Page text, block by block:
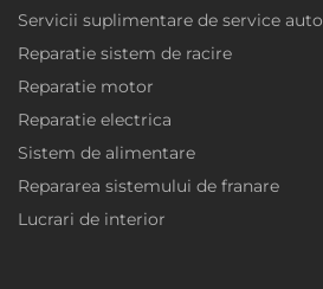
Servicii suplimentare de service auto
Reparatie sistem de racire
Reparatie motor
Reparatie electrica
Sistem de alimentare
Repararea sistemului de franare
Lucrari de interior